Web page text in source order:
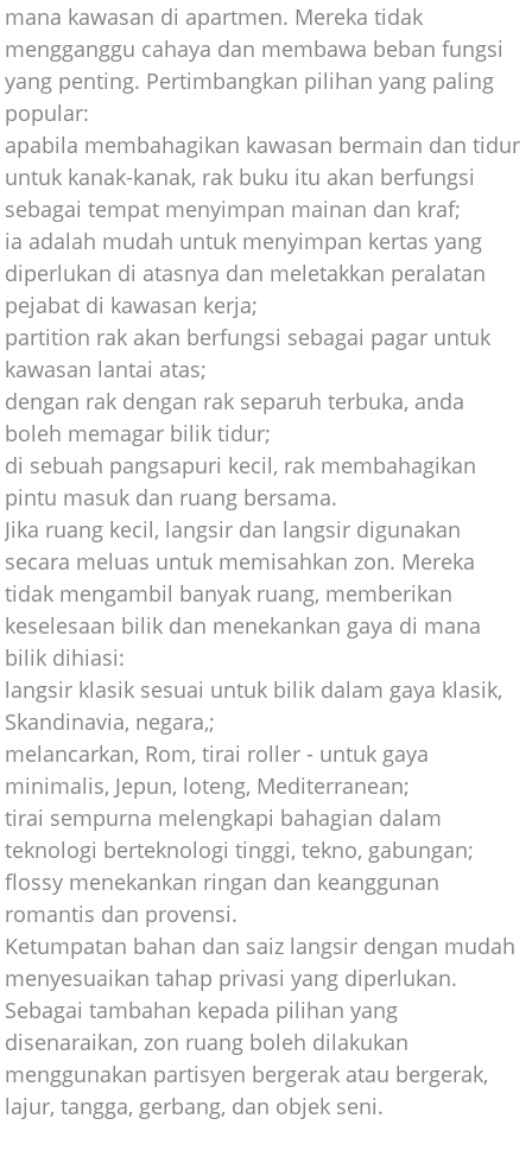
mana kawasan di apartmen. Mereka tidak
mengganggu cahaya dan membawa beban fungsi
yang penting. Pertimbangkan pilihan yang paling
popular:
apabila membahagikan kawasan bermain dan tidur
untuk kanak-kanak, rak buku itu akan berfungsi
sebagai tempat menyimpan mainan dan kraf;
ia adalah mudah untuk menyimpan kertas yang
diperlukan di atasnya dan meletakkan peralatan
pejabat di kawasan kerja;
partition rak akan berfungsi sebagai pagar untuk
kawasan lantai atas;
dengan rak dengan rak separuh terbuka, anda
boleh memagar bilik tidur;
di sebuah pangsapuri kecil, rak membahagikan
pintu masuk dan ruang bersama.
Jika ruang kecil, langsir dan langsir digunakan
secara meluas untuk memisahkan zon. Mereka
tidak mengambil banyak ruang, memberikan
keselesaan bilik dan menekankan gaya di mana
bilik dihiasi:
langsir klasik sesuai untuk bilik dalam gaya klasik,
Skandinavia, negara,;
melancarkan, Rom, tirai roller - untuk gaya
minimalis, Jepun, loteng, Mediterranean;
tirai sempurna melengkapi bahagian dalam
teknologi berteknologi tinggi, tekno, gabungan;
flossy menekankan ringan dan keanggunan
romantis dan provensi.
Ketumpatan bahan dan saiz langsir dengan mudah
menyesuaikan tahap privasi yang diperlukan.
Sebagai tambahan kepada pilihan yang
disenaraikan, zon ruang boleh dilakukan
menggunakan partisyen bergerak atau bergerak,
lajur, tangga, gerbang, dan objek seni.